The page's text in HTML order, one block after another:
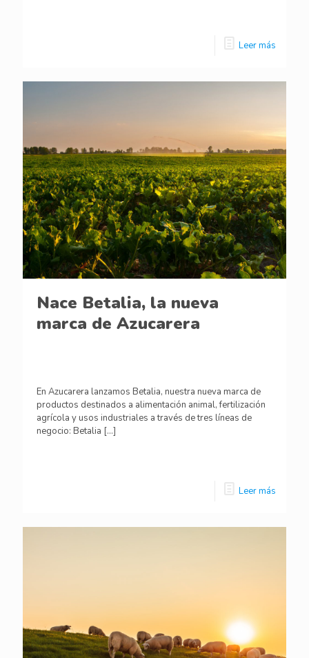
Leer más
Nace Betalia, la nueva
marca de Azucarera
En Azucarera lanzamos Betalia, nuestra nueva marca de
productos destinados a alimentación animal, fertilización
agrícola y usos industriales a través de tres líneas de
negocio: Betalia […]
Leer más